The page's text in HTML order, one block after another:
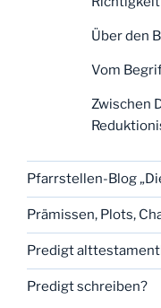
Über den
Vom
Zwischen
Pfarrstellen-Blog
Prämissen, Plots,
Predigt
Predigt schreiben?